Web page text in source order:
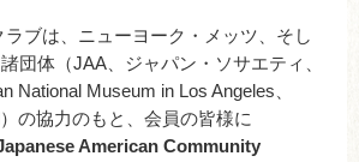
ブは、ニューヨーク・メッツ、そし
団体（JAA、ジャパン・ソサエティ、
National Museum in Los Angeles、
の協力のもと、会員の皆様に
American Community